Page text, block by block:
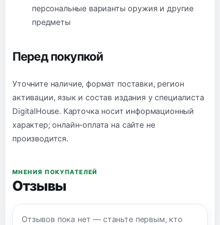
персональные варианты оружия и другие
предметы
Перед покупкой
Уточните наличие, формат поставки, регион
активации, язык и состав издания у специалиста
DigitalHouse. Карточка носит информационный
характер; онлайн-оплата на сайте не
производится.
МНЕНИЯ ПОКУПАТЕЛЕЙ
Отзывы
Отзывов пока нет — станьте первым, кто